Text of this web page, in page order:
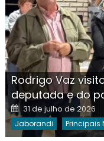
Rodrigo Vaz
deputada e do
Posted
on
31 de julho de 2026
Jaborandi Principais